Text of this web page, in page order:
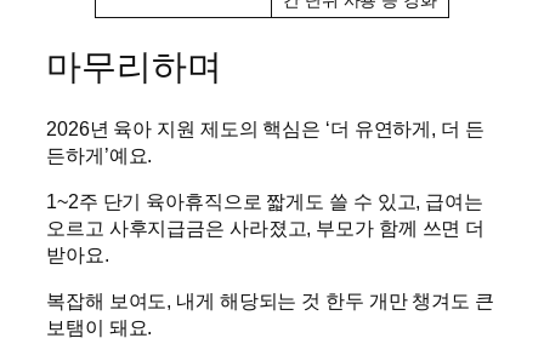
마무리하며
2026년 육아 지원 제도의 핵심은 ‘더 유연하게, 더 든
든하게’예요.
1~2주 단기 육아휴직으로 짧게도 쓸 수 있고, 급여는
오르고 사후지급금은 사라졌고, 부모가 함께 쓰면 더
받아요.
복잡해 보여도, 내게 해당되는 것 한두 개만 챙겨도 큰
보탬이 돼요.